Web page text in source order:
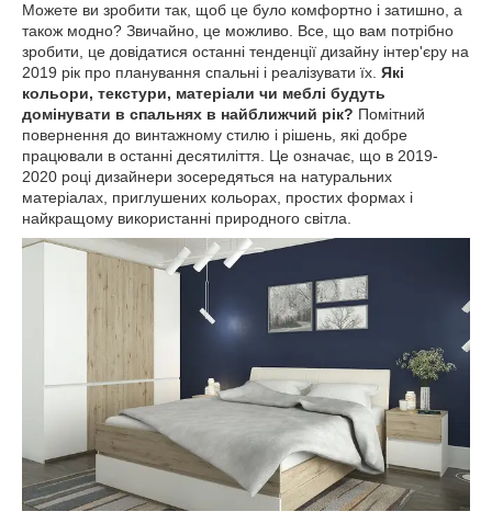
Можете ви зробити так, щоб це було комфортно і затишно, а
також модно? Звичайно, це можливо. Все, що вам потрібно
зробити, це довідатися останні тенденції дизайну інтер'єру на
2019 рік про планування спальні і реалізувати їх. Які
кольори, текстури, матеріали чи меблі будуть
домінувати в спальнях в найближчий рік? Помітний
повернення до винтажному стилю і рішень, які добре
працювали в останні десятиліття. Це означає, що в 2019-
2020 році дизайнери зосередяться на натуральних
матеріалах, приглушених кольорах, простих формах і
найкращому використанні природного світла.